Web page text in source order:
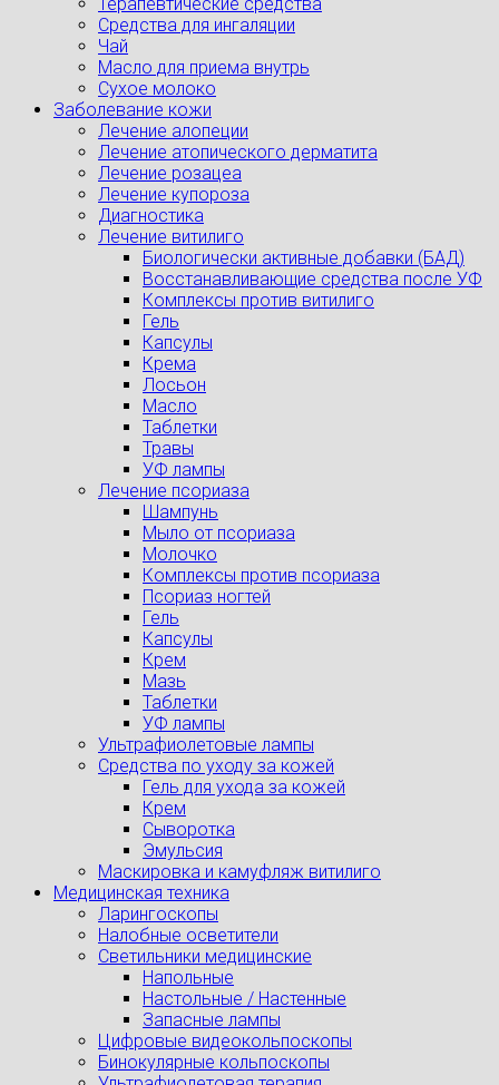
Терапевтические средства
Средства для ингаляции
Чай
Масло для приема внутрь
Сухое молоко
Заболевание кожи
Лечение алопеции
Лечение атопического дерматита
Лечение розацеа
Лечение купороза
Диагностика
Лечение витилиго
Биологически активные добавки (БАД)
Восстанавливающие средства после УФ
Комплексы против витилиго
Гель
Капсулы
Крема
Лосьон
Масло
Таблетки
Травы
УФ лампы
Лечение псориаза
Шампунь
Мыло от псориаза
Молочко
Комплексы против псориаза
Псориаз ногтей
Гель
Капсулы
Крем
Мазь
Таблетки
УФ лампы
Ультрафиолетовые лампы
Средства по уходу за кожей
Гель для ухода за кожей
Крем
Сыворотка
Эмульсия
Маскировка и камуфляж витилиго
Медицинская техника
Ларингоскопы
Налобные осветители
Светильники медицинские
Напольные
Настольные / Настенные
Запасные лампы
Цифровые видеокольпоскопы
Бинокулярные кольпоскопы